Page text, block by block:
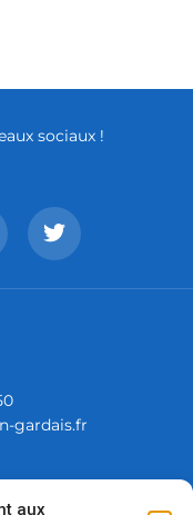
aux
sociaux !
gardais.fr